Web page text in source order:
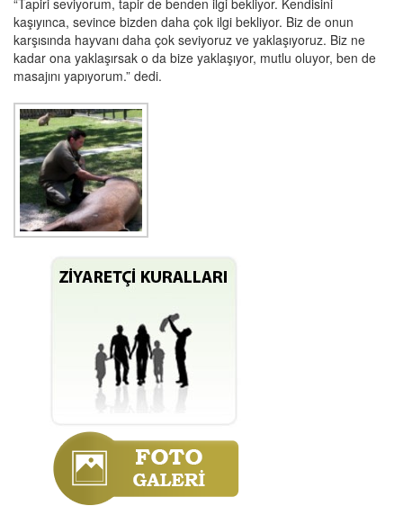
“Tapiri seviyorum, tapir de benden ilgi bekliyor. Kendisini
kaşıyınca, sevince bizden daha çok ilgi bekliyor. Biz de onun
karşısında hayvanı daha çok seviyoruz ve yaklaşıyoruz. Biz ne
kadar ona yaklaşırsak o da bize yaklaşıyor, mutlu oluyor, ben de
masajını yapıyorum.” dedi.